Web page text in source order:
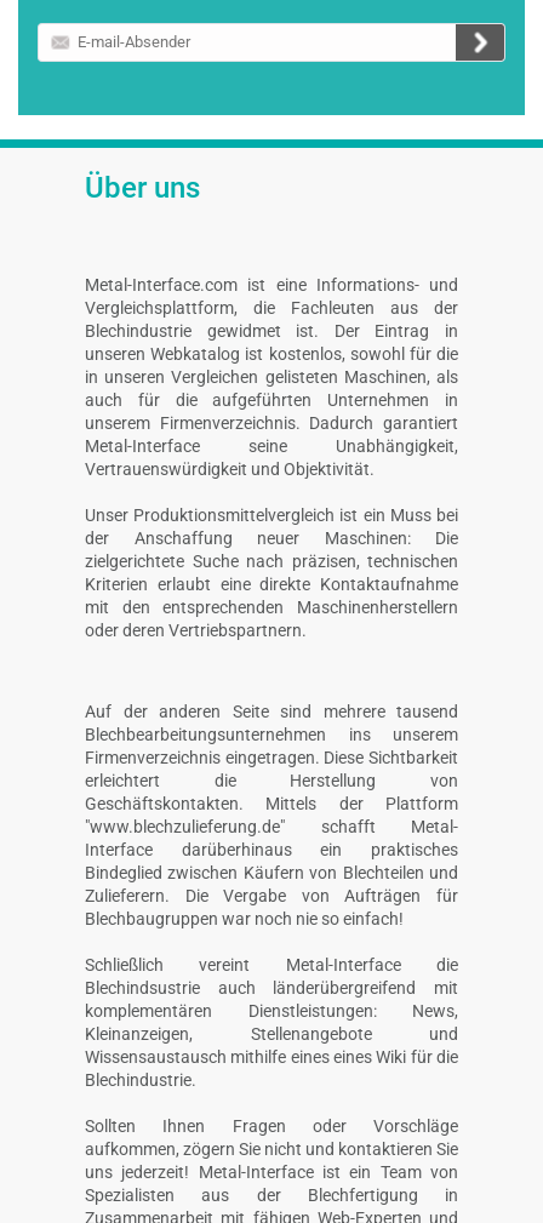
E-
mail-
Über uns
Metal-Interface.com ist eine Informations- und
Vergleichsplattform, die Fachleuten aus der
Blechindustrie gewidmet ist. Der Eintrag in
unseren Webkatalog ist kostenlos, sowohl für die
in unseren Vergleichen gelisteten Maschinen, als
auch für die aufgeführten Unternehmen in
unserem Firmenverzeichnis. Dadurch garantiert
Metal-Interface seine Unabhängigkeit,
Vertrauenswürdigkeit und Objektivität.
Unser Produktionsmittelvergleich ist ein Muss bei
der Anschaffung neuer Maschinen: Die
zielgerichtete Suche nach präzisen, technischen
Kriterien erlaubt eine direkte Kontaktaufnahme
mit den entsprechenden Maschinenherstellern
oder deren Vertriebspartnern.
Auf der anderen Seite sind mehrere tausend
Blechbearbeitungsunternehmen ins unserem
Firmenverzeichnis eingetragen. Diese Sichtbarkeit
erleichtert die Herstellung von
Geschäftskontakten. Mittels der Plattform
"www.blechzulieferung.de" schafft Metal-
Interface darüberhinaus ein praktisches
Bindeglied zwischen Käufern von Blechteilen und
Zulieferern. Die Vergabe von Aufträgen für
Blechbaugruppen war noch nie so einfach!
Schließlich vereint Metal-Interface die
Blechindsustrie auch länderübergreifend mit
komplementären Dienstleistungen: News,
Kleinanzeigen, Stellenangebote und
Wissensaustausch mithilfe eines eines Wiki für die
Blechindustrie.
Sollten Ihnen Fragen oder Vorschläge
aufkommen, zögern Sie nicht und kontaktieren Sie
uns jederzeit! Metal-Interface ist ein Team von
Spezialisten aus der Blechfertigung in
Zusammenarbeit mit fähigen Web-Experten und